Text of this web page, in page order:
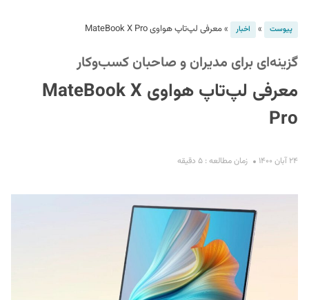
پیوست » اخبار »معرفی لپ‌تاپ هواوی MateBook X Pro
گزینه‌ای برای مدیران و صاحبان کسب‌وکار
معرفی لپ‌تاپ هواوی MateBook X
Pro
۲۴ آبان ۱۴۰۰ زمان مطالعه : ۵ دقیقه